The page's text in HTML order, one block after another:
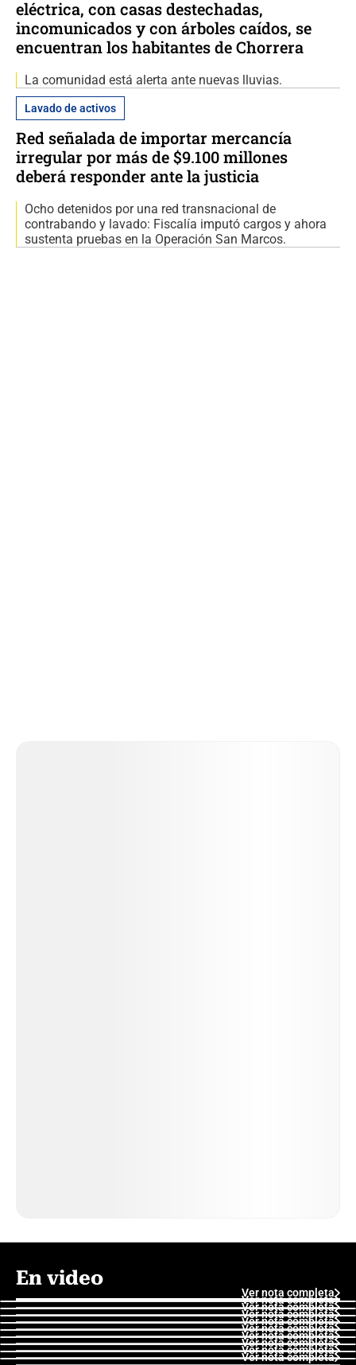
eléctrica, con casas destechadas,
incomunicados y con árboles caídos, se
encuentran los habitantes de Chorrera
La comunidad está alerta ante nuevas lluvias.
Lavado de activos
Red señalada de importar mercancía
irregular por más de $9.100 millones
deberá responder ante la justicia
Ocho detenidos por una red transnacional de
contrabando y lavado: Fiscalía imputó cargos y ahora
sustenta pruebas en la Operación San Marcos.
En video
Ver nota completa
Ver nota completa
Ver nota completa
Ver nota completa
Ver nota completa
Ver nota completa
Ver nota completa
Ver nota completa
Ver nota completa
Ver nota completa